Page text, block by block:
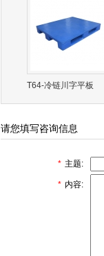
T64-冷链川字平板
请您填写咨询信息
* 主题:
* 内容: